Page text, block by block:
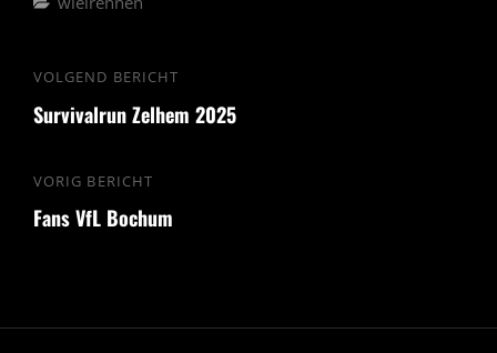
Bericht
navigatie
Vorig
bericht
VORIG BERICHT
Fans VfL Bochum
Volgend
bericht
VOLGEND BERICHT
Survivalrun Zelhem 2025